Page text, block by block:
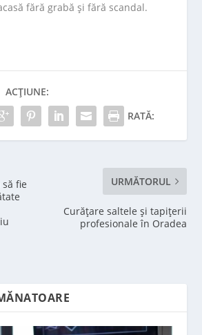
fără grabă și fără scandal.
ACȚIUNE:
RATĂ:
fie
URMĂTORUL
Curățare saltele și tapițerii
profesionale în Oradea